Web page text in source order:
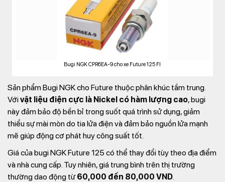
Bugi NGK CPR6EA-9 cho xe Future 125 FI
Sản phẩm Bugi NGK cho Future thuộc phân khúc tầm trung.
Vớivật liệu điện cực là Nickel có hàm lượng cao, bugi
này đảm bảo độ bền bỉ trong suốt quá trình sử dụng, giảm
thiểu sự mài mòn do tia lửa điện và đảm bảo nguồn lửa mạnh
mẽ giúp động cơ phát huy công suất tốt.
Giá của bugi NGK Future 125 có thể thay đổi tùy theo địa điểm
và nhà cung cấp. Tuy nhiên, giá trung bình trên thị trường
thường dao động từ 60,000 đến 80,000 VND.